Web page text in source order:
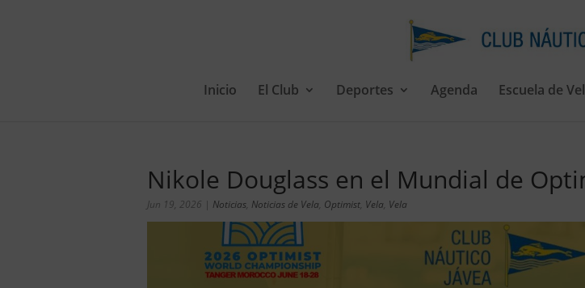
Inicio El Club Deportes Agenda Escuela de
Nikole Douglass en el Mundial de
Jun 19, 2026 | Noticias Noticias de Vela Optimist Vela Vela